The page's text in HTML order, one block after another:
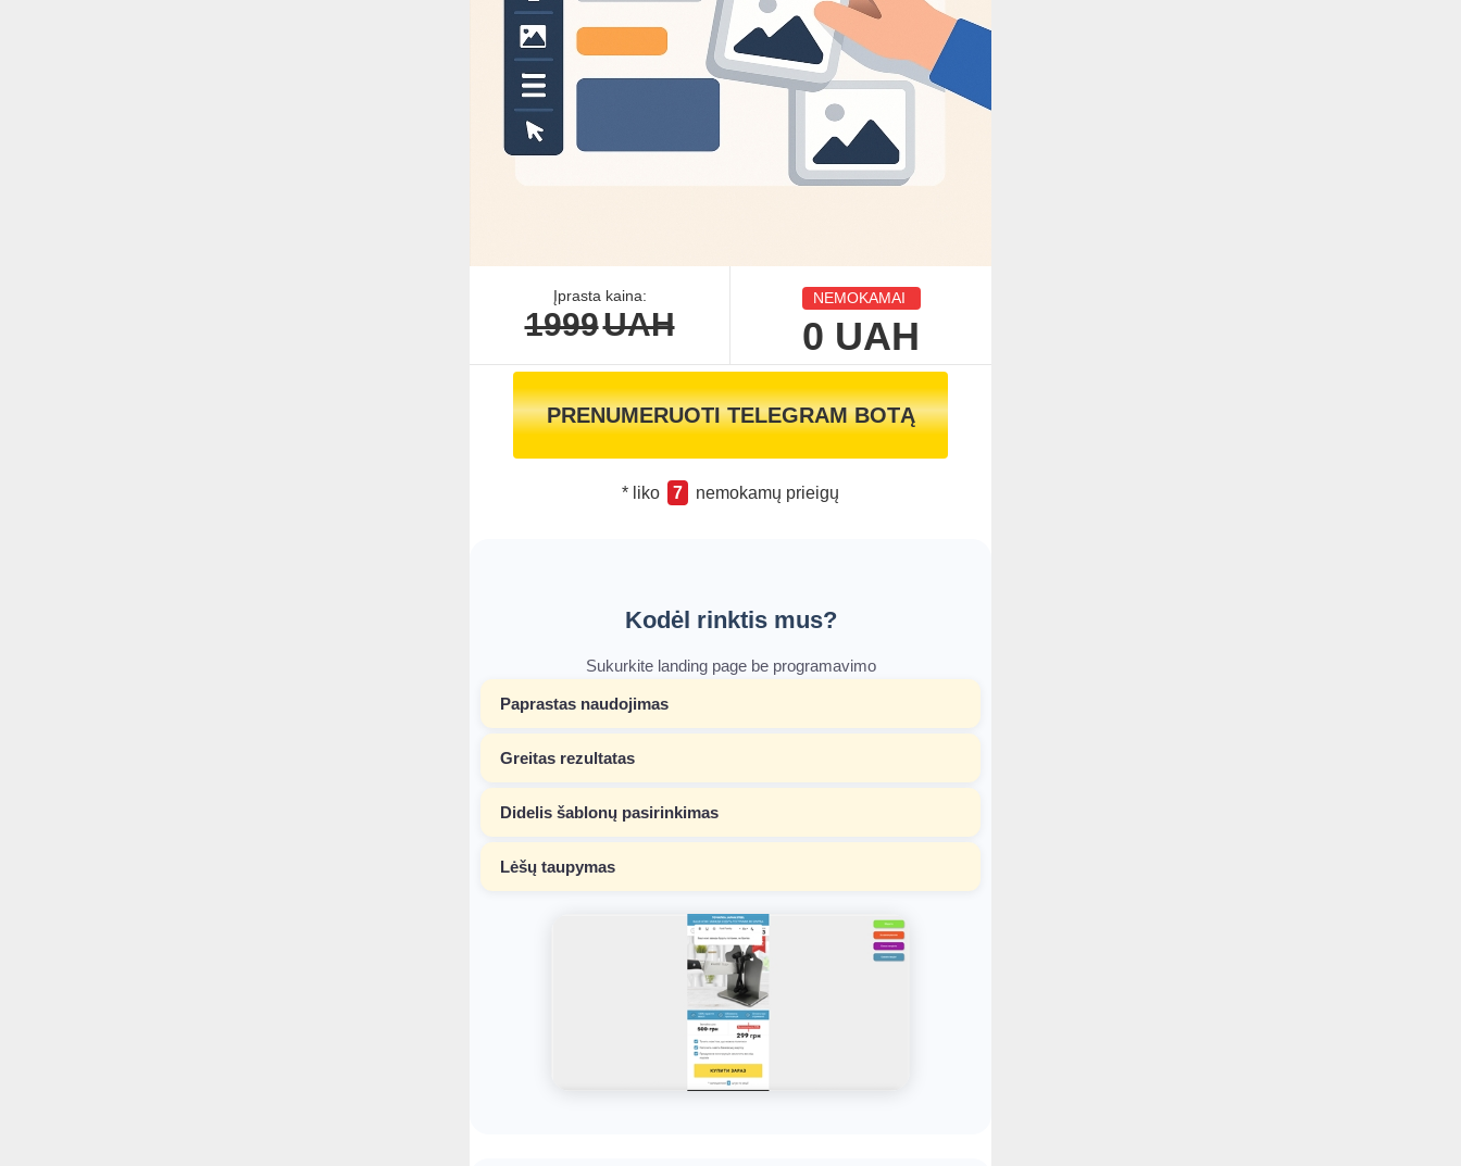
Įprasta kaina:
1999UAH
NEMOKAMAI
0 UAH
PRENUMERUOTI TELEGRAM BOTĄ
* liko 7 nemokamų prieigų
Kodėl rinktis mus?
Sukurkite landing page be programavimo
Paprastas naudojimas
Greitas rezultatas
Didelis šablonų pasirinkimas
Lėšų taupymas